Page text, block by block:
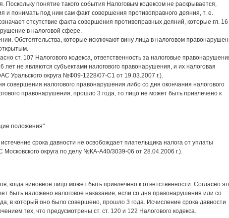
Поскольку понятие такого события Налоговым кодексом не раскрывается,
и понимать под ним сам факт совершения противоправного деяния, т. е.
отсутствие факта совершения противоправных деяний, которые гл. 16
в налоговой сфере.
Обстоятельства, которые исключают вину лица в налоговом
ст. 107 Налогового кодекса, ответственность за налоговые
не являются субъектами налогового правонарушения, и их налоговая
Уральского округа №Ф09-1228/07-С1 от 19.03.2007 г.).
совершения налогового правонарушения либо со дня окончания налогового
правонарушения, прошло 3 года, то лицо не может быть привлечено к
положения"
срока давности не освобождает плательщика налога от уплаты
округа по делу №КА-А40/3039-06 от 28.04.2006 г.).
когда виновное лицо может быть привлечено к ответственности. Согласно
быть наложено налоговое наказание, если со дня правонарушения или со
в который оно было совершено, прошло 3 года. Исчисление срока давности
тех, что предусмотрены ст. ст. 120 и 122 Налогового кодекса.